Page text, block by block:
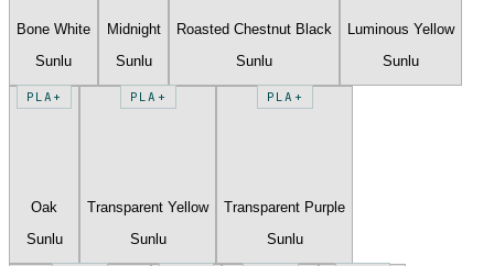
Bone White
Sunlu
Midnight
Sunlu
Roasted Chestnut Black
Sunlu
Luminous Yellow
Sunlu
PLA+
Oak
Sunlu
PLA+
Transparent Yellow
Sunlu
PLA+
Transparent Purple
Sunlu